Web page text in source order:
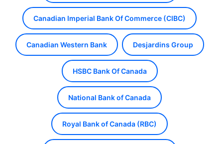
Canadian Imperial Bank Of Commerce (CIBC)
Canadian Western Bank Desjardins Group
HSBC Bank Of Canada
National Bank of Canada
Royal Bank of Canada (RBC)